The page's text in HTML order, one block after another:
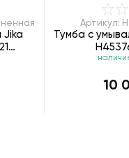
Jika
Артикул:
Тумба с
10